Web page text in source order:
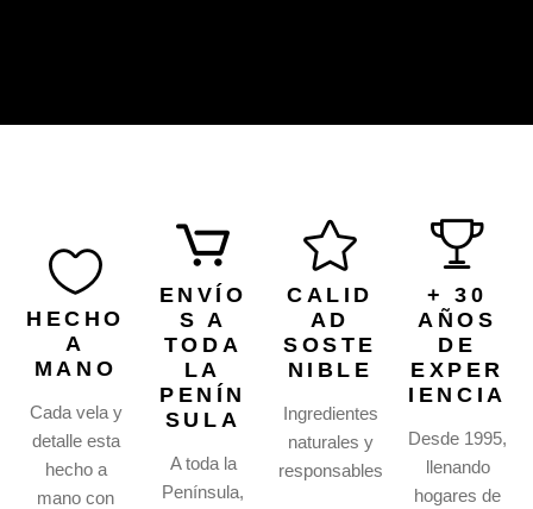
HECHO
A
MANO
Cada vela y
detalle esta
hecho a
mano con
ENVÍO
S A
TODA
LA
PENÍN
SULA
A toda la
Península,
CALID
AD
SOSTE
NIBLE
Ingredientes
naturales y
responsables
+ 30
AÑOS
DE
EXPER
IENCIA
Desde 1995,
llenando
hogares de